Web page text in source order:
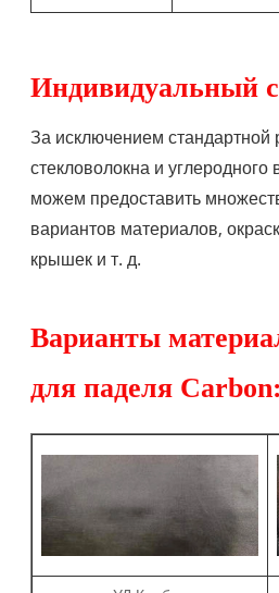
Индивидуальный
За исключением стандартной
стекловолокна и углеродного
можем предоставить
вариантов материалов,
крышек и т. д.
Варианты
для паделя Carbon: